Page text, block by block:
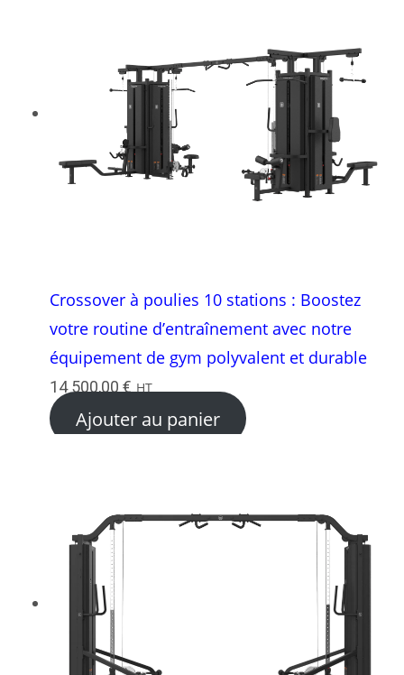
Crossover à poulies 10 stations : Boostez
votre routine d’entraînement avec notre
équipement de gym polyvalent et durable
14 500,00 € HT
Ajouter au panier